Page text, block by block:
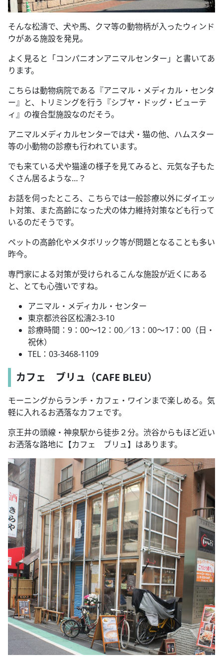
そんな松濤で、犬や馬、クマ等の動物柄が入ったウィンド
ウがある施設を発見。
よく見ると「コンパニオンアニマルセンター」と書いてあ
ります。
こちらは動物病院である『アニマル・メディカル・センタ
ー』と、トリミングを行う『シブヤ・ドッグ・ビューテ
ィ』の複合型施設なのだそう。
アニマルメディカルセンターでは犬・猫の他、ハムスター
等の小動物の診療も行われています。
でも来ている犬や猫達の様子を見てみると、元気な子もた
くさん居るような… ？
お話を伺ったところ、こちらでは一般診療以外にダイエッ
ト対策、また高齢になった犬の体力維持対策なども行って
いるのだそうです。
ペットの高齢化やメタボリック等が問題となることも多い
昨今。
専門家による対策が受けられるこんな施設が近くにある
と、とても心強いですね。
アニマル・メディカル・センター
東京都渋谷区松濤2-3-10
診療時間： 9 ： 00～12 ： 00／13 ： 00～17 ： 00 （日・
祝休）
TEL ： 03-3468-1109
カフェ ブリュ （CAFE BLEU）
モーニングからランチ・カフェ・ワインまで楽しめる。気
軽に入れるお洒落なカフェです。
京王井の頭線・神泉駅から徒歩２分。渋谷からもほど近い
お洒落な路地に【カフェ ブリュ】はあります。